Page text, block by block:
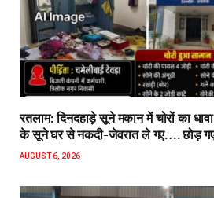
रतलाम: दिनदहाड़े सूने मकान में चोरों का
के सूने घर से नकदी-जेवरात ले गए…. छोड़
AUGUST 6, 2026